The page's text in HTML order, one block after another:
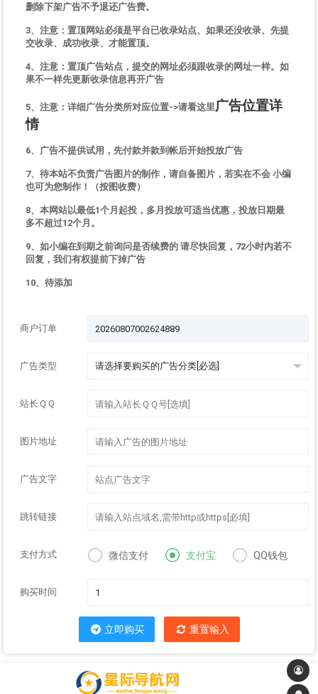
删除下架广告不予退还广告费。
3、注意：置顶网站必须是平台已收录站点、如果还没收录、先提
交收录、成功收录、才能置顶。
4、注意：置顶广告站点，提交的网址必须跟收录的网址一样。如
果不一样先更新收录信息再开广告
5、注意：详细广告分类所对应位置->请看这里广告位置详
情
6、广告不提供试用，先付款并款到帐后开始投放广告
7、待本站不负责广告图片的制作，请自备图片，若实在不会 小编
也可为您制作！（按图收费）
8、本网站以最低1个月起投，多月投放可适当优惠，投放日期最
多不超过12个月。
9、如小编在到期之前询问是否续费的 请尽快回复，72小时内若不
回复，我们有权提前下掉广告
10、待添加
商户订单
广告类型
站长ＱＱ
图片地址
广告文字
跳转链接
支付方式  微信支付  支付宝  QQ钱包
购买时间
立即购买 重置输入